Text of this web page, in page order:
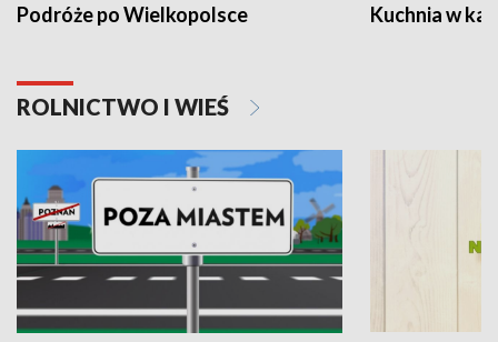
Podróże po Wielkopolsce Kuchnia w
ROLNICTWO I WIEŚ